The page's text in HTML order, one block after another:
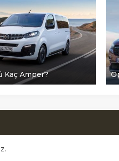
Kaç Amper?